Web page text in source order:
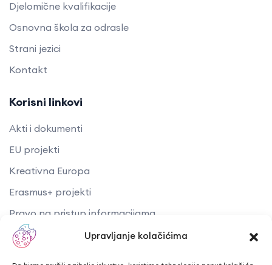
Upravljanje kolačićima
Djelomične kvalifikacije
Osnovna škola za odrasle
Strani jezici
Kontakt
Korisni linkovi
Akti i dokumenti
EU projekti
Kreativna Europa
Erasmus+ projekti
​​​​​​​Pravo na pristup informacijama
Arhiva objava